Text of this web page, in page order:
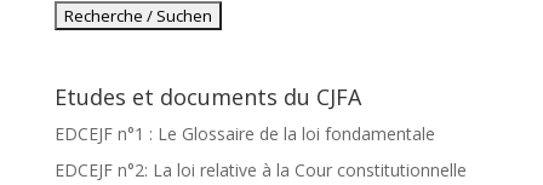
Etudes et documents du CJFA
EDCEJF n°1 : Le Glossaire de la loi fondamentale
EDCEJF n°2: La loi relative à la Cour constitutionnelle